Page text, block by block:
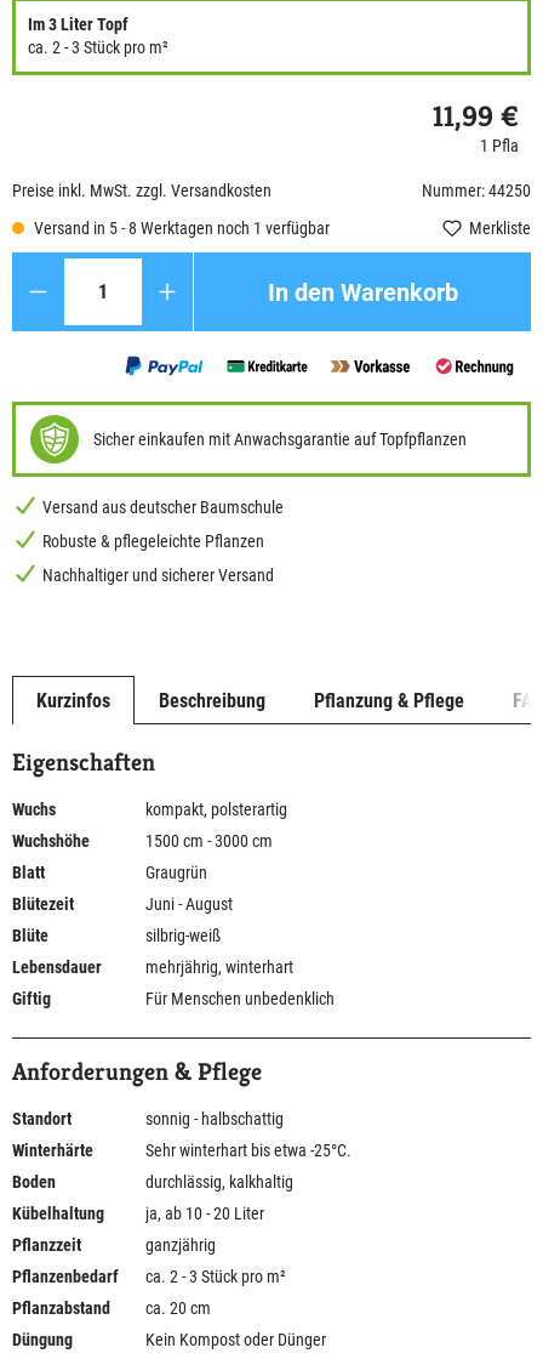
Im 3 Liter Topf
ca. 2 - 3 Stück pro m²
11,99 €
1 Pfla
Preise inkl. MwSt. zzgl. Versandkosten
Nummer: 44250
Versand in 5 - 8 Werktagen noch 1 verfügbar
Merkliste
In den Warenkorb
Sicher einkaufen mit Anwachsgarantie auf Topfpflanzen
Versand aus deutscher Baumschule
Robuste & pflegeleichte Pflanzen
Nachhaltiger und sicherer Versand
Kurzinfos Beschreibung Pflanzung & Pflege
Eigenschaften
Wuchs
kompakt, polsterartig
Wuchshöhe
1500 cm - 3000 cm
Blatt
Graugrün
Blütezeit
Juni - August
Blüte
silbrig-weiß
Lebensdauer
mehrjährig, winterhart
Giftig
Für Menschen unbedenklich
Anforderungen & Pflege
Standort
sonnig - halbschattig
Winterhärte
Sehr winterhart bis etwa -25°C.
Boden
durchlässig, kalkhaltig
Kübelhaltung
ja, ab 10 - 20 Liter
Pflanzzeit
ganzjährig
Pflanzenbedarf
ca. 2 - 3 Stück pro m²
Pflanzabstand
ca. 20 cm
Düngung
Kein Kompost oder Dünger